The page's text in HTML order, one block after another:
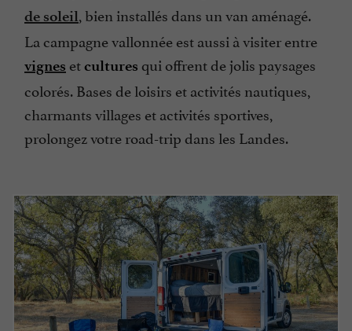
de soleil, bien installés dans un van aménagé.
La campagne vallonnée est aussi à visiter entre
vignes etcultures qui offrent de jolis paysages
colorés. Bases de loisirs et activités nautiques,
charmants villages et activités sportives,
prolongez votre road-trip dans les Landes.